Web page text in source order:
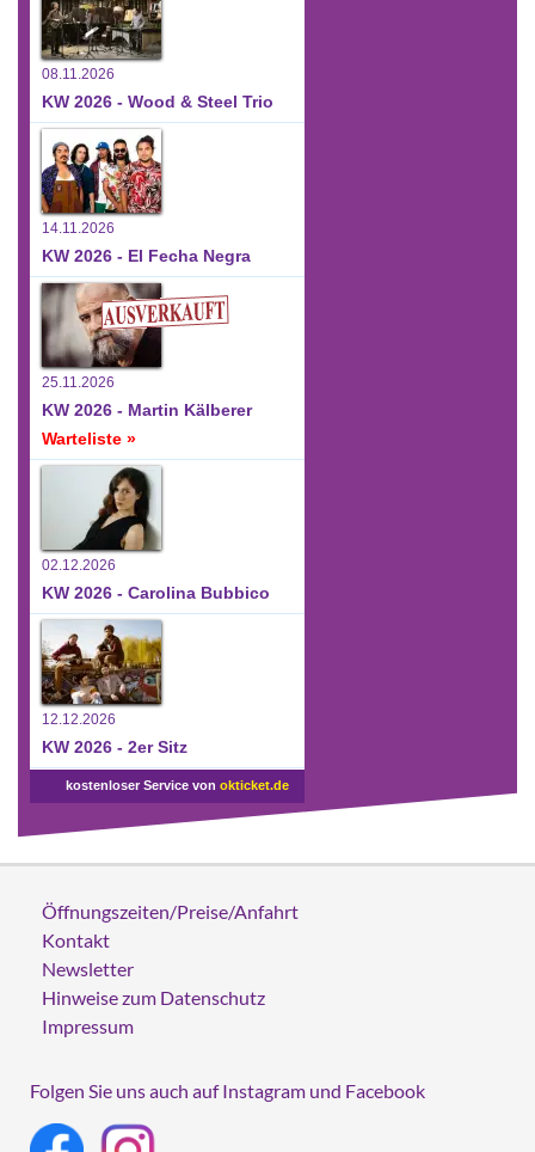
08.11.2026
KW 2026 - Wood & Steel Trio
14.11.2026
KW 2026 - El Fecha Negra
25.11.2026
KW 2026 - Martin Kälberer
Warteliste »
02.12.2026
KW 2026 - Carolina Bubbico
12.12.2026
KW 2026 - 2er Sitz
kostenloser Service von okticket.de
Öffnungszeiten/Preise/Anfahrt
Kontakt
Newsletter
Hinweise zum Datenschutz
Impressum
Folgen Sie uns auch auf Instagram und Facebook